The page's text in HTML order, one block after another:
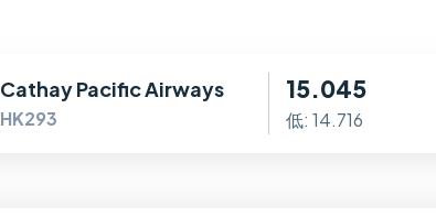
Cathay Pacific Airways
HK293
15.045
低: 14.716